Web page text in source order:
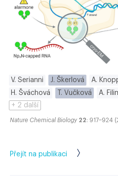
V. Serianni J. Škerlová A.
H. Šváchová
T. Vučková A.
+ 2 další
Nature Chemical Biology 22: 917–924
Přejít na publikaci